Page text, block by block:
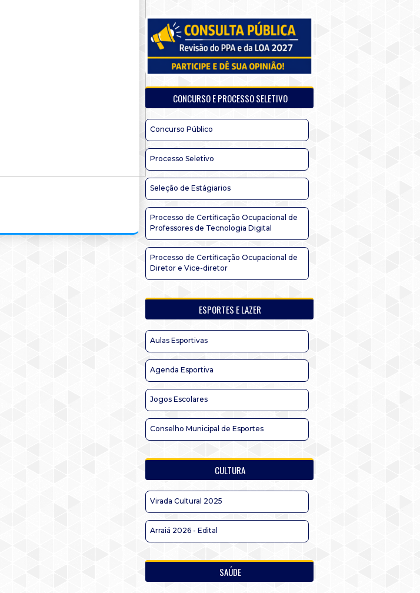
CONCURSO E PROCESSO SELETIVO
Concurso Público
Processo Seletivo
Seleção de Estágiarios
Processo de Certificação Ocupacional de
Professores de Tecnologia Digital
Processo de Certificação Ocupacional de
Diretor e Vice-diretor
ESPORTES E LAZER
Aulas Esportivas
Agenda Esportiva
Jogos Escolares
Conselho Municipal de Esportes
CULTURA
Virada Cultural 2025
Arraiá 2026 - Edital
SAÚDE